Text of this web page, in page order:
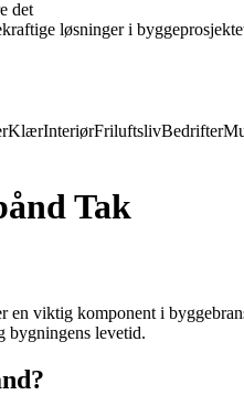
det
løsninger i
KlærInteriørFriluftslivBedrifter
Tak
en viktig komponent i
bygningens levetid.